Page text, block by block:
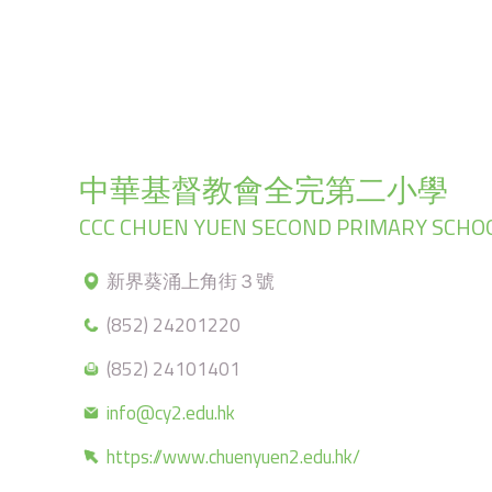
中華基督教會全完第二小學
CCC CHUEN YUEN SECOND PRIMARY
新界葵涌上角街３號
(852) 24201220
(852) 24101401
info@cy2.edu.hk
https://www.chuenyuen2.edu.hk/